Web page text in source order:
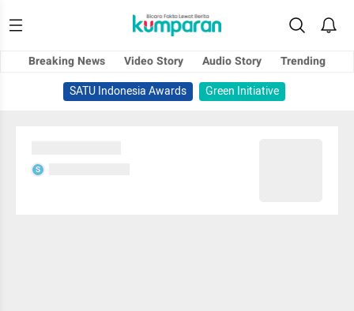
Breaking News Video Story Audio Story
Trending
SATU Indonesia Awards
Green Initiative
S